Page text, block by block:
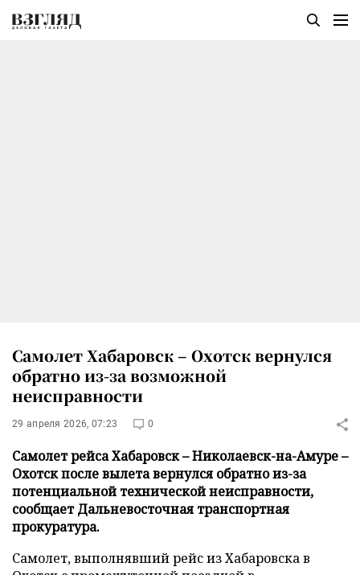
Самолет Хабаровск – Охотск вернулся
обратно из-за возможной
неисправности
29 апреля 2026, 07:23 0
Самолет рейса Хабаровск – Николаевск-на-Амуре –
Охотск после вылета вернулся обратно из-за
потенциальной технической неисправности,
сообщает Дальневосточная транспортная
прокуратура.
Самолет, выполнявший рейс из Хабаровска в